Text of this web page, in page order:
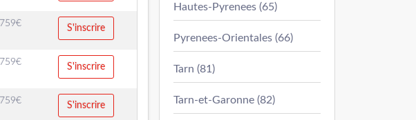
759€ S'inscrire
759€ S'inscrire
759€ S'inscrire
Hautes-Pyrenees (65)
Pyrenees-Orientales (66)
Tarn (81)
Tarn-et-Garonne (82)